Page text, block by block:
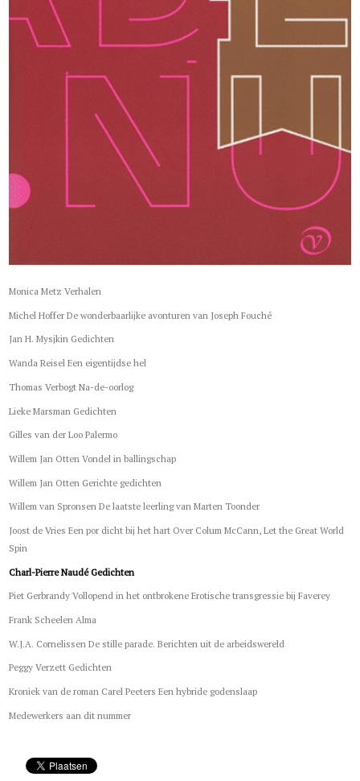
Monica Metz Verhalen
Michel Hoffer De wonderbaarlijke avonturen van Joseph Fouché
Jan H. Mysjkin Gedichten
Wanda Reisel Een eigentijdse hel
Thomas Verbogt Na-de-oorlog
Lieke Marsman Gedichten
Gilles van der Loo Palermo
Willem Jan Otten Vondel in ballingschap
Willem Jan Otten Gerichte gedichten
Willem van Spronsen De laatste leerling van Marten Toonder
Joost de Vries Een por dicht bij het hart Over Colum McCann, Let the Great World
Spin
Charl-Pierre Naudé Gedichten
Piet Gerbrandy Vollopend in het ontbrokene Erotische transgressie bij Faverey
Frank Scheelen Alma
W.J.A. Cornelissen De stille parade. Berichten uit de arbeidswereld
Peggy Verzett Gedichten
Kroniek van de roman Carel Peeters Een hybride godenslaap
Medewerkers aan dit nummer